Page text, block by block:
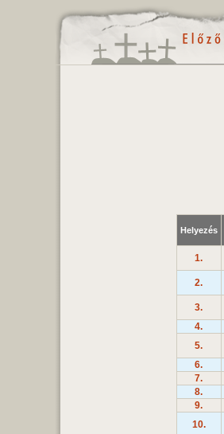
Helyezés
1.
2.
3.
4.
5.
6.
7.
8.
9.
10.